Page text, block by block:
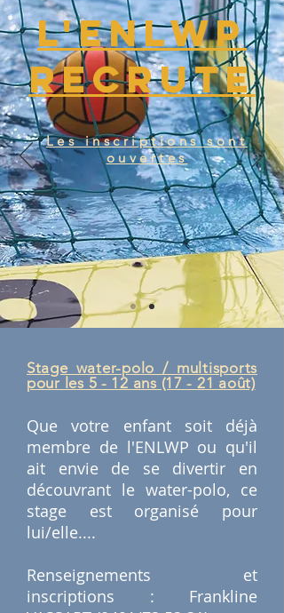
L'ENLWP
recrute
Les inscriptions sont
ouvertes
Stage water-polo / multisports
pour les 5 - 12 ans (17 - 21 août)
Que votre enfant soit déjà
membre de l'ENLWP ou qu'il
ait envie de se divertir en
découvrant le water-polo, ce
stage est organisé pour
lui/elle....
Renseignements et
inscriptions : Frankline